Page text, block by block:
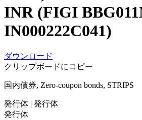
INR (FIGI
IN000222C041)
ダウンロード
クリップボードにコピー
国内債券, Zero-coupon bonds, STRIPS
発行体 | 発行体
発行体